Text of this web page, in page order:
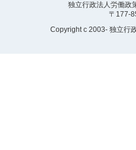
独立行政法人労働
〒177-
Copyrightc 2003- 独立行